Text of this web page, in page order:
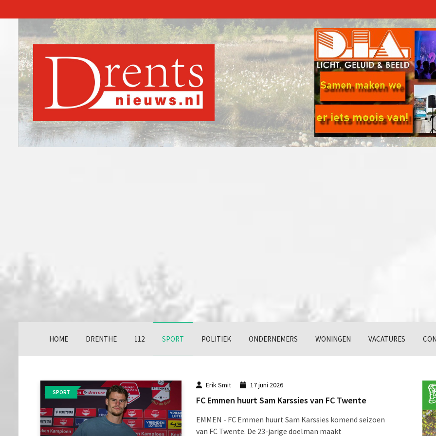
HOME DRENTHE 112 SPORT POLITIEK ONDERNEMERS WONINGEN VACATURES
SPORT
Erik Smit 17 juni 2026
FC Emmen huurt Sam Karssies van FC Twente
EMMEN - FC Emmen huurt Sam Karssies komend seizoen
van FC Twente. De 23-jarige doelman maakt